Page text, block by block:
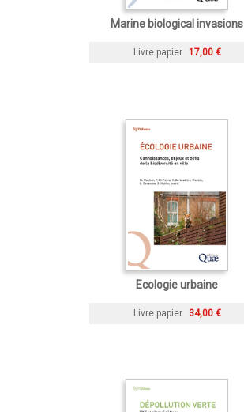
Marine biological invasions
Livre papier 17,00 €
Ecologie urbaine
Livre papier 34,00 €